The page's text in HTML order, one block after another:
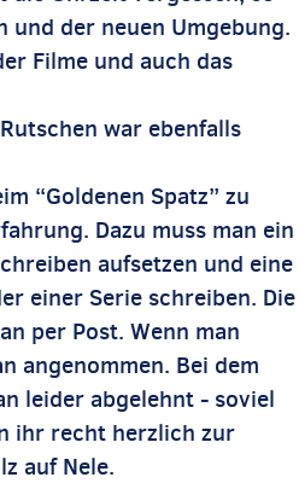
der neuen Umgebung.
Filme und auch das
war ebenfalls
“Goldenen Spatz” zu
Dazu muss man ein
aufsetzen und eine
einer Serie schreiben. Die
per Post. Wenn man
angenommen. Bei dem
leider abgelehnt - soviel
ihr recht herzlich zur
auf Nele.